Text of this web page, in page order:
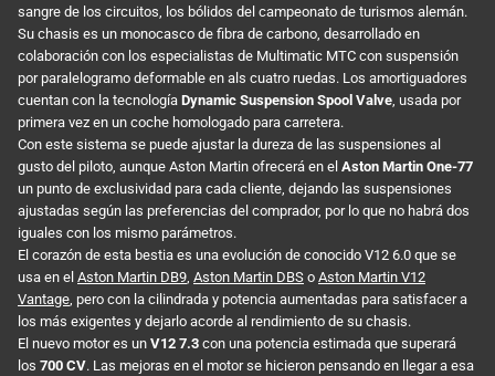
sangre de los circuitos, los bólidos del campeonato de turismos alemán.
Su chasis es un monocasco de fibra de carbono, desarrollado en
colaboración con los especialistas de Multimatic MTC con suspensión
por paralelogramo deformable en als cuatro ruedas. Los amortiguadores
cuentan con la tecnología Dynamic Suspension Spool Valve, usada por
primera vez en un coche homologado para carretera.
Con este sistema se puede ajustar la dureza de las suspensiones al
gusto del piloto, aunque Aston Martin ofrecerá en el Aston Martin One-77
un punto de exclusividad para cada cliente, dejando las suspensiones
ajustadas según las preferencias del comprador, por lo que no habrá dos
iguales con los mismo parámetros.
El corazón de esta bestia es una evolución de conocido V12 6.0 que se
usa en el Aston Martin DB9, Aston Martin DBS o Aston Martin V12
Vantage, pero con la cilindrada y potencia aumentadas para satisfacer a
los más exigentes y dejarlo acorde al rendimiento de su chasis.
El nuevo motor es un V12 7.3 con una potencia estimada que superará
los 700 CV. Las mejoras en el motor se hicieron pensando en llegar a esa